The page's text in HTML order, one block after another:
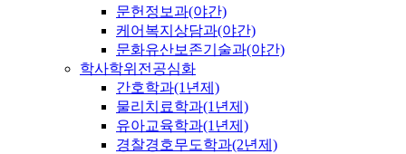
문헌정보과(야간)
케어복지상담과(야간)
문화유산보존기술과(야간)
학사학위전공심화
간호학과(1년제)
물리치료학과(1년제)
유아교육학과(1년제)
경찰경호무도학과(2년제)